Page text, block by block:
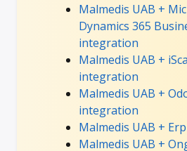
Malmedis UAB +
Dynamics 365
integration
Malmedis UAB +
integration
Malmedis UAB +
integration
Malmedis UAB +
Malmedis UAB +